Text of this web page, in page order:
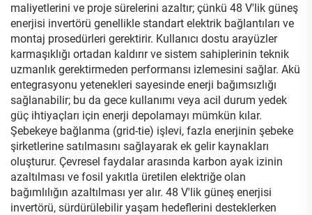
maliyetlerini ve proje sürelerini azaltır; çünkü 48 V'lik güneş
enerjisi invertörü genellikle standart elektrik bağlantıları ve
montaj prosedürleri gerektirir. Kullanıcı dostu arayüzler
karmaşıklığı ortadan kaldırır ve sistem sahiplerinin teknik
uzmanlık gerektirmeden performansı izlemesini sağlar. Akü
entegrasyonu yetenekleri sayesinde enerji bağımsızlığı
sağlanabilir; bu da gece kullanımı veya acil durum yedek
güç ihtiyaçları için enerji depolamayı mümkün kılar.
Şebekeye bağlanma (grid-tie) işlevi, fazla enerjinin şebeke
şirketlerine satılmasını sağlayarak ek gelir kaynakları
oluşturur. Çevresel faydalar arasında karbon ayak izinin
azaltılması ve fosil yakıtla üretilen elektriğe olan
bağımlılığın azaltılması yer alır. 48 V'lik güneş enerjisi
invertörü, sürdürülebilir yaşam hedeflerini desteklerken